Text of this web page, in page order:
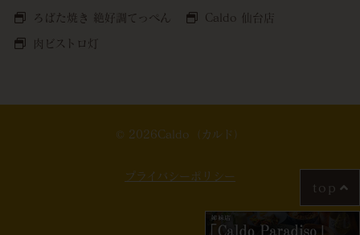
top
ろばた焼き 絶好調てっぺん
肉ビストロ灯
Caldo 仙台店
© 2026Caldo（カルド）
プライバシーポリシー